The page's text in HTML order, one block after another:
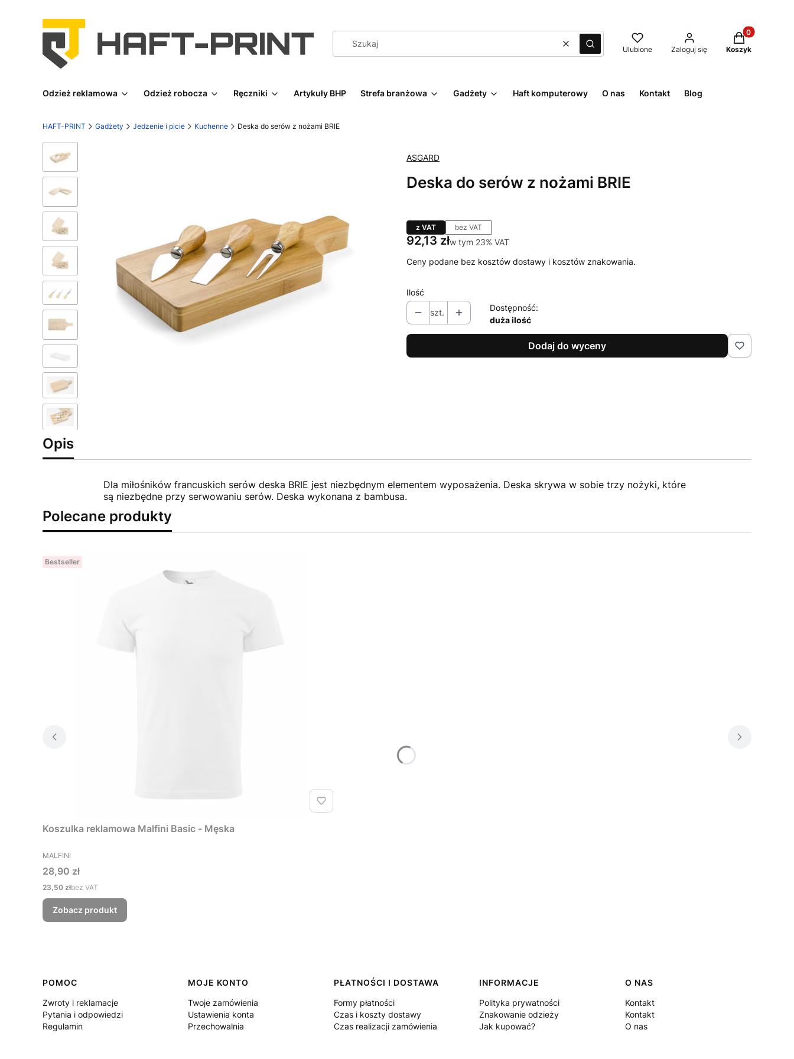
WyczyśćSzukaj Ulubione Zaloguj się
Produkty w
Koszyk
Odzież reklamowa Odzież robocza Ręczniki Artykuły BHP Strefa branżowa Gadżety Haft komputerowy O nas Kontakt Blog
HAFT-PRINT Gadżety Jedzenie i picie Kuchenne Deska do serów z nożami BRIE
ASGARD
Deska do serów z nożami BRIE
z VAT bez VAT
Cena
92,13 złw tym 23% VAT
w tym 23% VAT
Ceny podane bez kosztów dostawy i kosztów znakowania.
Ilość
szt.
Dostępność:
duża ilość
Dodaj do wyceny
Opis
Dla miłośników francuskich serów deska BRIE jest niezbędnym elementem wyposażenia. Deska skrywa w sobie trzy nożyki, które
są niezbędne przy serwowaniu serów. Deska wykonana z bambusa.
Polecane produkty
Bestseller
Koszulka reklamowa Malfini Basic - Męska
PRODUCENT
MALFINI
Cena
28,90 zł
Cena
23,50 złbez VAT
Zobacz produkt
Linki w stopce
POMOC
Zwroty i reklamacje
Pytania i odpowiedzi
Regulamin
MOJE KONTO
Twoje zamówienia
Ustawienia konta
Przechowalnia
PŁATNOŚCI I DOSTAWA
Formy płatności
Czas i koszty dostawy
Czas realizacji zamówienia
INFORMACJE
Polityka prywatności
Znakowanie odzieży
Jak kupować?
O NAS
Kontakt
Kontakt
O nas